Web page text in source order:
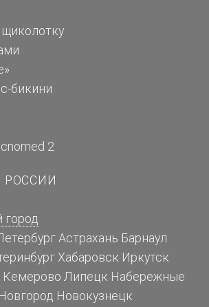
бикини
2
РОССИИ
город
Астрахань Барнаул
Хабаровск Иркутск
Кемерово Липецк Набережные
Новокузнецк